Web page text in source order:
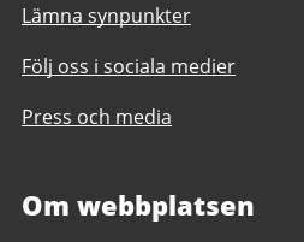
Lämna synpunkter
Följ oss i sociala medier
Press och media
Om webbplatsen